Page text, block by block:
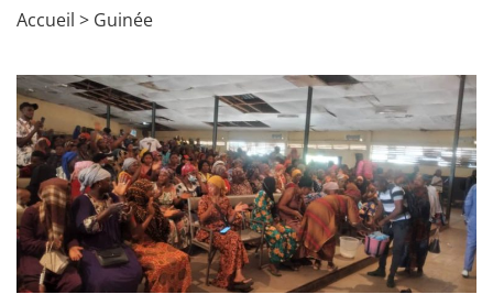
Accueil > Guinée